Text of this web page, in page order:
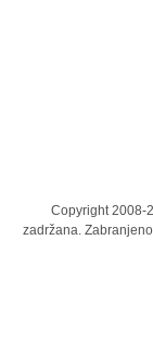
Copyright 2008-
zadržana.